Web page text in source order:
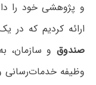
ارائه کردیم که در یک دوره
صندوق و سازمان،
وظیفه خدمات‌رسانی